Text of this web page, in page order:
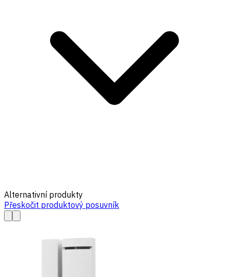
Alternativní produkty
Přeskočit produktový posuvník